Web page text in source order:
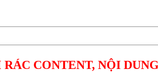
CONTENT, NỘI